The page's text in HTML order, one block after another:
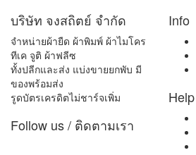
บริษัท จงสถิตย์ จำกัด
จำหน่ายผ้ายืด ผ้าพิมพ์ ผ้าไมโคร
ทีเค จูติ ผ้าฟลีซ
ทั้งปลีกและส่ง แบ่งขายยกพับ มี
ของพร้อมส่ง
รูดบัตรเครดิตไม่ชาร์จเพิ่ม
Follow us / ติดตามเรา
Info
Help